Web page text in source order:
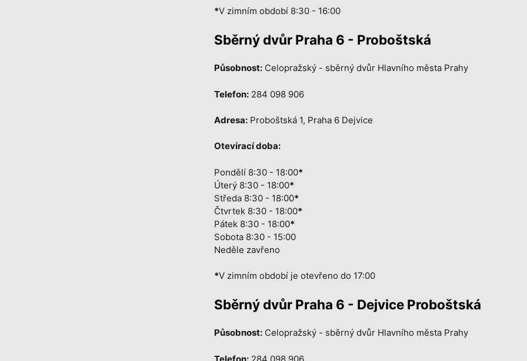
*V zimním období 8:30 - 16:00
Sběrný dvůr Praha 6 - Proboštská
Působnost:Celopražský - sběrný dvůr Hlavního města Prahy
Telefon:284 098 906
Adresa:Proboštská 1, Praha 6 Dejvice
Otevírací doba:
Pondělí 8:30 - 18:00*
Úterý 8:30 - 18:00*
Středa 8:30 - 18:00*
Čtvrtek 8:30 - 18:00*
Pátek 8:30 - 18:00*
Sobota 8:30 - 15:00
Neděle zavřeno
*V zimním období je otevřeno do 17:00
Sběrný dvůr Praha 6 - Dejvice Proboštská
Působnost:Celopražský - sběrný dvůr Hlavního města Prahy
Telefon:284 098 906